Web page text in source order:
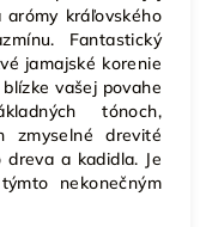
kráľovského
Fantastický
jamajské korenie
vašej povahe
tónoch,
zmyselné drevité
a kadidla. Je
nekonečným